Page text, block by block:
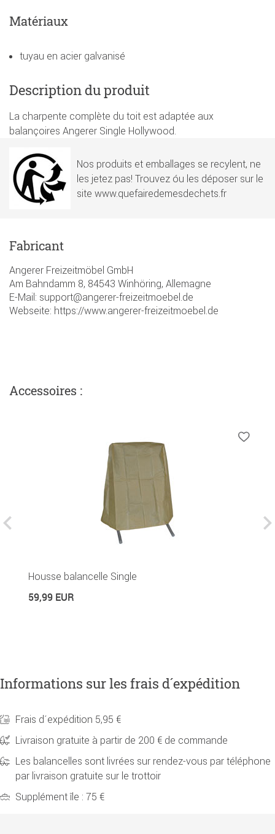
Matériaux
tuyau en acier galvanisé
Description du produit
La charpente complète du toit est adaptée aux
balançoires Angerer Single Hollywood.
Nos produits et emballages se recylent, ne
les jetez pas! Trouvez óu les déposer sur le
site www.quefairedemesdechets.fr
Fabricant
Angerer Freizeitmöbel GmbH
Am Bahndamm 8, 84543 Winhöring, Allemagne
E-Mail: support@angerer-freizeitmoebel.de
Webseite: https://www.angerer-freizeitmoebel.de
Accessoires :
Housse balancelle Single
59,99 EUR
Informations sur les frais d´expédition
Frais d´expédition 5,95 €
Livraison gratuite à partir de 200 € de commande
Les balancelles sont livrées sur rendez-vous par téléphone
par livraison gratuite sur le trottoir
Supplément île : 75 €